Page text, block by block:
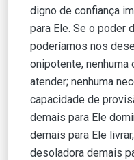
digno de confiança
para Ele. Se o poder
poderíamos nos
onipotente,
atender; nenhuma
capacidade de
demais para Ele
demais para Ele
desoladora demais